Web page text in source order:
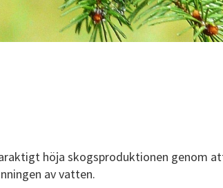
höja skogsproduktionen genom
av vatten.